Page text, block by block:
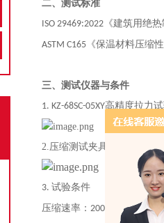
二、测试标准
ISO 29469:2022 《建筑用绝
ASTM C165 《保温材料压缩
三、测试仪器与条件
1. KZ-68SC-05XY高精度拉力
2.压缩测试夹具
3. 试验条件
压缩速率： 200 mm/min